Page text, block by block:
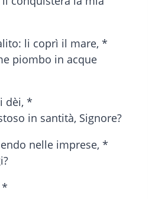
li coprì il mare, *
piombo in acque
dèi, *
in santità, Signore?
nelle imprese, *
*